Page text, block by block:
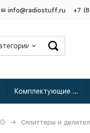
info@radiostuff.ru +7
Комплектующие для усиления
Сплиттеры и